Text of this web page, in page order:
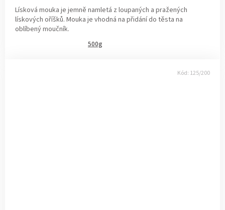
Lísková mouka je jemně namletá z loupaných a pražených
lískových oříšků. Mouka je vhodná na přidání do těsta na
oblíbený moučník.
500g
Kód: 125/200